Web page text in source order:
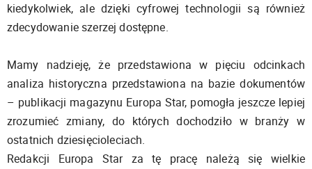
kiedykolwiek, ale dzięki cyfrowej technologii są również
zdecydowanie szerzej dostępne.
Mamy nadzieję, że przedstawiona w pięciu odcinkach
analiza historyczna przedstawiona na bazie dokumentów
– publikacji magazynu Europa Star, pomogła jeszcze lepiej
zrozumieć zmiany, do których dochodziło w branży w
ostatnich dziesięcioleciach.
Redakcji Europa Star za tę pracę należą się wielkie